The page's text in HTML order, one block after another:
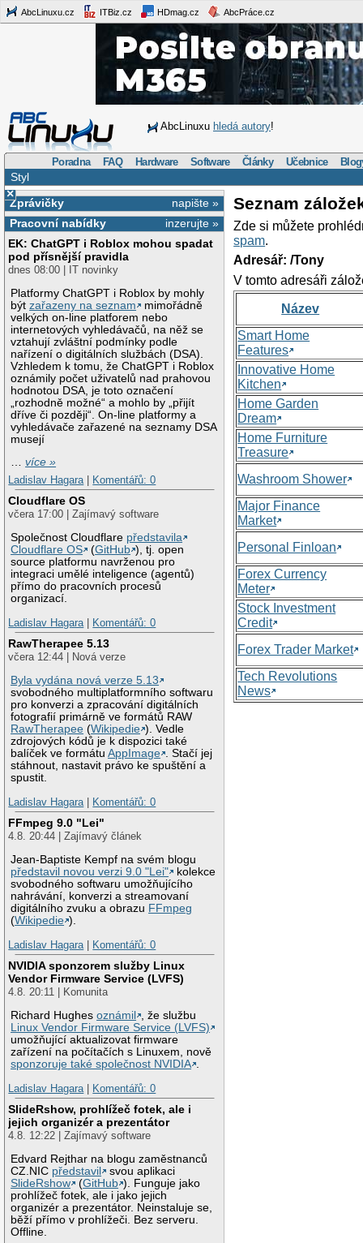
AbcLinuxu.cz ITBiz.cz HDmag.cz AbcPráce.cz
AbcLinuxu hledá autory!
Poradna FAQ Hardware Software Články Učebnice
Styl
×
napište »
Zprávičky
inzerujte »
Pracovní nabídky
EK: ChatGPT i Roblox mohou spadat
pod přísnější pravidla
dnes 08:00 | IT novinky
Platformy ChatGPT i Roblox by mohly
býtzařazeny na seznam
mimořádně
velkých on-line platforem nebo
internetových vyhledávačů, na něž se
vztahují zvláštní podmínky podle
nařízení o digitálních službách (DSA).
Vzhledem k tomu, že ChatGPT i Roblox
oznámily počet uživatelů nad prahovou
hodnotou DSA, je toto označení
„rozhodně možné“ a mohlo by „přijít
dříve či později“. On-line platformy a
vyhledávače zařazené na seznamy DSA
musejí
…více »
Ladislav Hagara
Komentářů: 0
Cloudflare OS
včera 17:00 | Zajímavý software
Společnost Cloudflare představila
Cloudflare OS
(GitHub ), tj. open
source platformu navrženou pro
integraci umělé inteligence (agentů)
přímo do pracovních procesů
organizací.
Ladislav Hagara
Komentářů: 0
RawTherapee 5.13
včera 12:44 | Nová verze
Byla vydána nová verze 5.13
svobodného multiplatformního softwaru
pro konverzi a zpracování digitálních
fotografií primárně ve formátů RAW
RawTherapee (Wikipedie ). Vedle
zdrojových kódů je k dispozici také
balíček ve formátuAppImage . Stačí jej
stáhnout, nastavit právo ke spuštění a
spustit.
Ladislav Hagara
Komentářů: 0
FFmpeg 9.0 "Lei"
4.8. 20:44 | Zajímavý článek
Jean-Baptiste Kempf na svém blogu
představil novou verzi 9.0 "Lei"
kolekce
svobodného softwaru umožňujícího
nahrávání, konverzi a streamovaní
digitálního zvuku a obrazu FFmpeg
(Wikipedie ).
Ladislav Hagara
Komentářů: 0
NVIDIA sponzorem služby Linux
Vendor Firmware Service (LVFS)
4.8. 20:11 | Komunita
Richard Hughesoznámil
, že službu
Linux Vendor Firmware Service (LVFS)
umožňující aktualizovat firmware
zařízení na počítačích s Linuxem, nově
sponzoruje také společnost NVIDIA .
Ladislav Hagara | Komentářů: 0
SlideRshow, prohlížeč fotek, ale i
jejich organizér a prezentátor
4.8. 12:22 | Zajímavý software
Edvard Rejthar na blogu zaměstnanců
CZ.NIC představil
svou aplikaci
SlideRshow
(GitHub ). Funguje jako
prohlížeč fotek, ale i jako jejich
organizér a prezentátor. Neinstaluje se,
běží přímo v prohlížeči. Bez serveru.
Offline.
Seznam
Zde si můžete
spam.
Adresář: /Tony
V tomto adresáři
Název
Smart Home
Features
Innovative Home
Kitchen
Home Garden
Dream
Home Furniture
Treasure
Washroom Shower
Major Finance
Market
Personal Finloan
Forex Currency
Meter
Stock Investment
Credit
Forex Trader Market
Tech Revolutions
News